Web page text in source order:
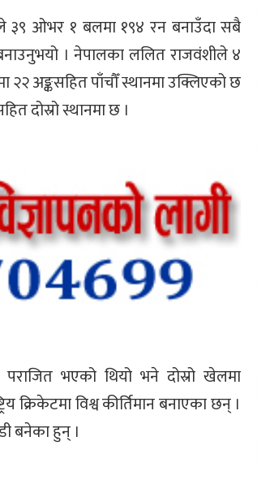
३९ ओभर १ बलमा १९४ रन बनाउँदा सबै
। नेपालका ललित राजवंशीले ४
अङ्कसहित पाँचौँ स्थानमा उक्लिएको छ
दोस्रो स्थानमा छ ।
भएको थियो भने दोस्रो खेलमा
विश्व कीर्तिमान बनाएका छन् ।
बनेका हुन् ।